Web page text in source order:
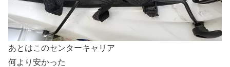
あとはこのセンターキャリア
何より安かった